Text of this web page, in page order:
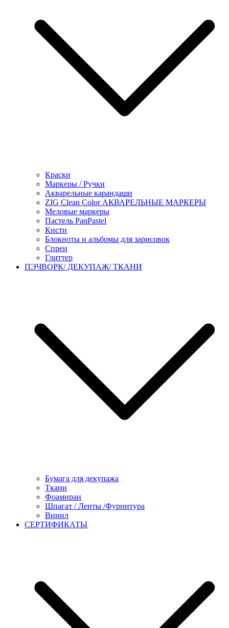
Краски
Маркеры / Ручки
Акварельные карандаши
ZIG Clean Color АКВАРЕЛЬНЫЕ МАРКЕРЫ
Меловые маркеры
Пастель PanPastel
Кисти
Блокноты и альбомы для зарисовок
Спреи
Глиттер
ПЭЧВОРК/ ДЕКУПАЖ/ ТКАНИ
Бумага для декупажа
Ткани
Фоамиран
Шпагат / Ленты /Фурнитура
Винил
СЕРТИФИКАТЫ